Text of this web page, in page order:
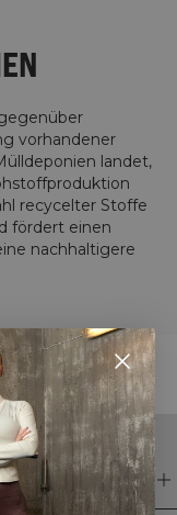
vorhandener
landet,
recycelter Stoffe
fördert einen
nachhaltigere